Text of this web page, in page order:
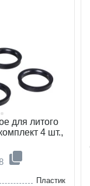
для литого
4 шт.,
Пластик